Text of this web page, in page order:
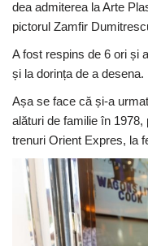
dea admiterea la Arte
pictorul Zamfir
A fost respins de 6 ori și
și la dorința de a desena.
Așa se face că și-a
alături de familie în
trenuri Orient Expres, la